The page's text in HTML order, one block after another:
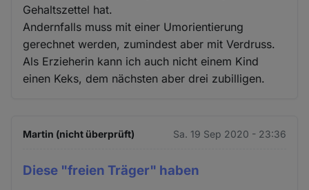
Gehaltszettel hat.
Andernfalls muss mit einer Umorientierung
gerechnet werden, zumindest aber mit Verdruss.
Als Erzieherin kann ich auch nicht einem Kind
einen Keks, dem nächsten aber drei zubilligen.
Martin (nicht überprüft) Sa. 19 Sep 2020 - 23:36
Diese "freien Träger" haben